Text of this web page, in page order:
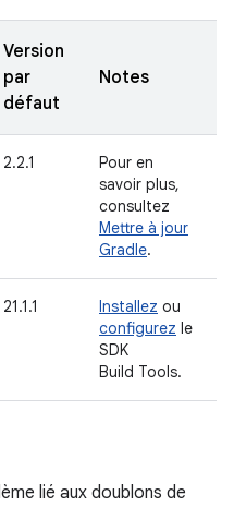
Version
par
défaut
Notes
2.2.1
Pour en
savoir plus,
consultez
Mettre à jour
Gradle.
21.1.1 Installez ou
configurez le
SDK
Build Tools.
lié aux doublons de